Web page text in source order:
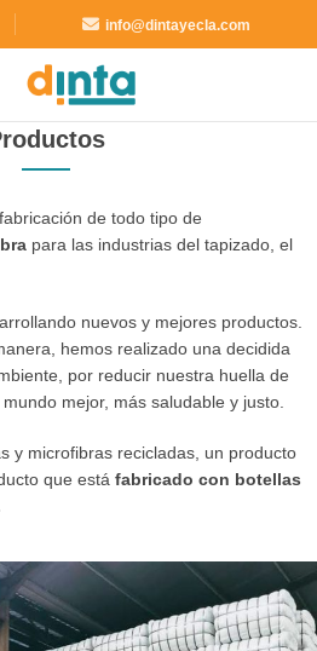
info@dintayecla.com
de todo tipo de
para las industrias del tapizado, el
nuevos y mejores productos.
hemos realizado una decidida
por reducir nuestra huella de
mejor, más saludable y justo.
y microfibras recicladas, un producto
que está fabricado con botellas